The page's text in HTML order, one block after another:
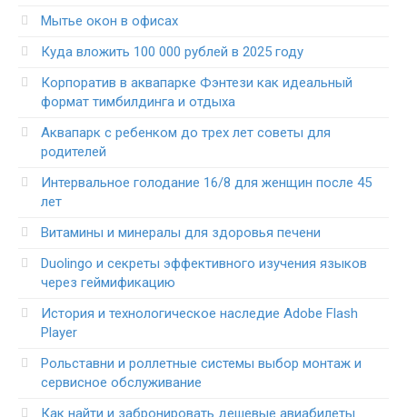
Мытье окон в офисах
Куда вложить 100 000 рублей в 2025 году
Корпоратив в аквапарке Фэнтези как идеальный
формат тимбилдинга и отдыха
Аквапарк с ребенком до трех лет советы для
родителей
Интервальное голодание 16/8 для женщин после 45
лет
Витамины и минералы для здоровья печени
Duolingo и секреты эффективного изучения языков
через геймификацию
История и технологическое наследие Adobe Flash
Player
Рольставни и роллетные системы выбор монтаж и
сервисное обслуживание